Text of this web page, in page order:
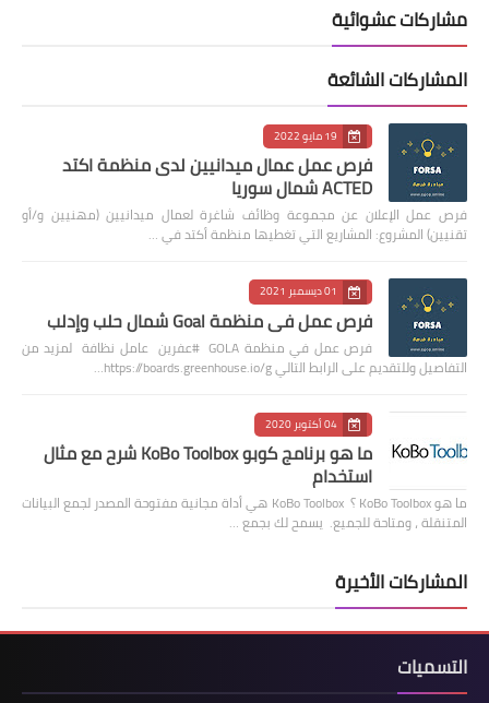
مشاركات عشوائية
المشاركات الشائعة
19 مايو 2022
فرص عمل عمال ميدانيين لدى منظمة اكتد
ACTED شمال سوريا
فرص عمل الإعلان عن مجموعة وظائف شاغرة لعمال ميدانيين (مهنيين و/أو
تقنيين) المشروع: المشاريع التي تغطيها منظمة أكتد في …
01 ديسمبر 2021
فرص عمل في منظمة Goal شمال حلب وإدلب
فرص عمل في منظمة GOLA #عفرين عامل نظافة لمزيد من
التفاصيل وللتقديم على الرابط التالي https://boards.greenhouse.io/g…
04 أكتوبر 2020
ما هو برنامج كوبو KoBo Toolbox شرح مع مثال
استخدام
ما هو KoBo Toolbox ؟ KoBo Toolbox هي أداة مجانية مفتوحة المصدر لجمع البيانات
المتنقلة ، ومتاحة للجميع. يسمح لك بجمع …
المشاركات الأخيرة
التسميات